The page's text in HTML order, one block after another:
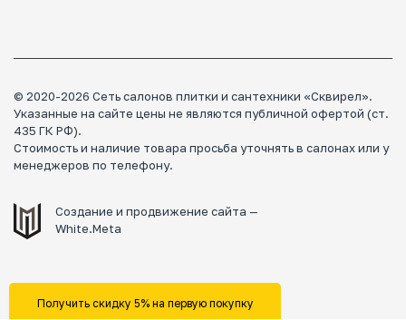
Получить скидку 5% на первую покупку
© 2020-2026 Сеть салонов плитки и сантехники «Сквирел».
Указанные на сайте цены не являются публичной офертой (ст.
435 ГК РФ).
Стоимость и наличие товара просьба уточнять в салонах или у
менеджеров по телефону.
Создание и продвижение сайта —
White.Meta